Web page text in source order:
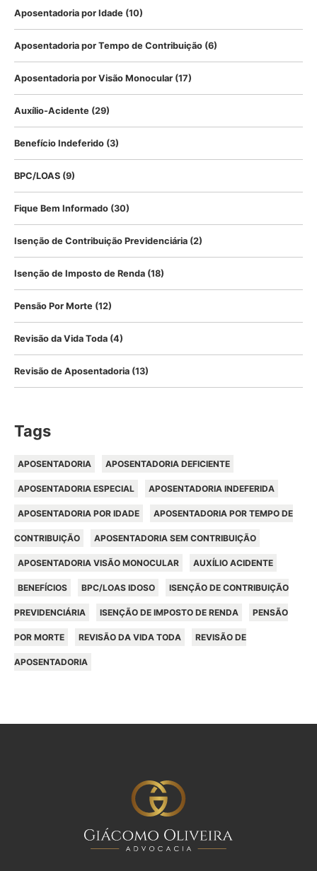
Aposentadoria por Idade (10)
Aposentadoria por Tempo de Contribuição (6)
Aposentadoria por Visão Monocular (17)
Auxílio-Acidente (29)
Benefício Indeferido (3)
BPC/LOAS (9)
Fique Bem Informado (30)
Isenção de Contribuição Previdenciária (2)
Isenção de Imposto de Renda (18)
Pensão Por Morte (12)
Revisão da Vida Toda (4)
Revisão de Aposentadoria (13)
Tags
APOSENTADORIA APOSENTADORIA DEFICIENTE
APOSENTADORIA ESPECIAL APOSENTADORIA INDEFERIDA
APOSENTADORIA POR IDADE APOSENTADORIA POR TEMPO DE
CONTRIBUIÇÃO APOSENTADORIA SEM CONTRIBUIÇÃO
APOSENTADORIA VISÃO MONOCULAR AUXÍLIO ACIDENTE
BENEFÍCIOS BPC/LOAS IDOSO ISENÇÃO DE CONTRIBUIÇÃO
PREVIDENCIÁRIA ISENÇÃO DE IMPOSTO DE RENDA PENSÃO
POR MORTE REVISÃO DA VIDA TODA REVISÃO DE
APOSENTADORIA